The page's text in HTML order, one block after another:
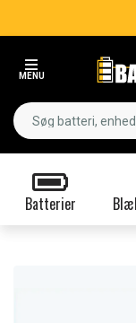
MENU
Batterier